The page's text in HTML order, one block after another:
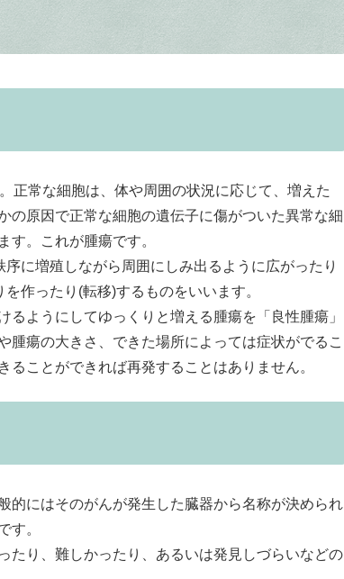
常な細胞は、体や周囲の状況に応じて、増えた
の原因で正常な細胞の遺伝子に傷がついた異常な細
す。これが腫瘍です。
に増殖しながら周囲にしみ出るように広がったり
作ったり(転移)するものをいいます。
ようにしてゆっくりと増える腫瘍を「良性腫瘍」
腫瘍の大きさ、できた場所によっては症状がでるこ
ことができれば再発することはありません。
にはそのがんが発生した臓器から名称が決められ
す。
り、難しかったり、あるいは発見しづらいなどの